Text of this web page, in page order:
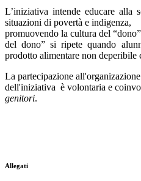
L’iniziativa intende educare alla
situazioni di povertà e indigenza,
promuovendo la cultura del
del dono” si ripete quando
prodotto alimentare non deperibile
La partecipazione
dell'iniziativa è volontaria e
genitori.
Allegati